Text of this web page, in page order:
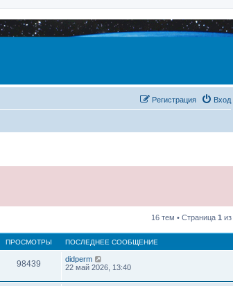
Вход
Регистрация
16 тем • Страница 1 из
ПРОСМОТРЫ ПОСЛЕДНЕЕ СООБЩЕНИЕ
98439
didperm
22 май 2026, 13:40